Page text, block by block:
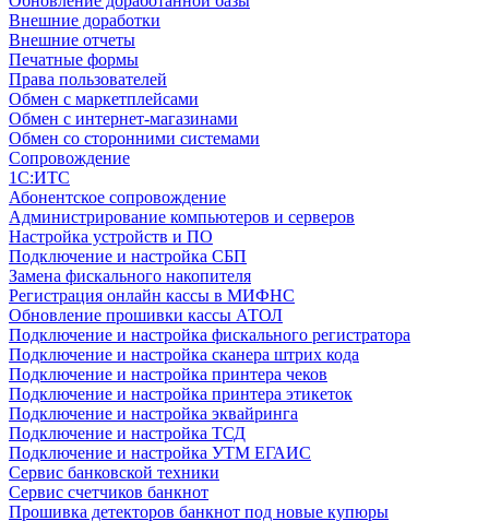
Внешние доработки
Внешние отчеты
Печатные формы
Права пользователей
Обмен с маркетплейсами
Обмен с интернет-магазинами
Обмен со сторонними системами
Сопровождение
1C:ИТС
Абонентское сопровождение
Администрирование компьютеров и серверов
Настройка устройств и ПО
Подключение и настройка СБП
Замена фискального накопителя
Регистрация онлайн кассы в МИФНС
Обновление прошивки кассы АТОЛ
Подключение и настройка фискального регистратора
Подключение и настройка сканера штрих кода
Подключение и настройка принтера чеков
Подключение и настройка принтера этикеток
Подключение и настройка эквайринга
Подключение и настройка ТСД
Подключение и настройка УТМ ЕГАИС
Сервис банковской техники
Сервис счетчиков банкнот
Прошивка детекторов банкнот под новые купюры